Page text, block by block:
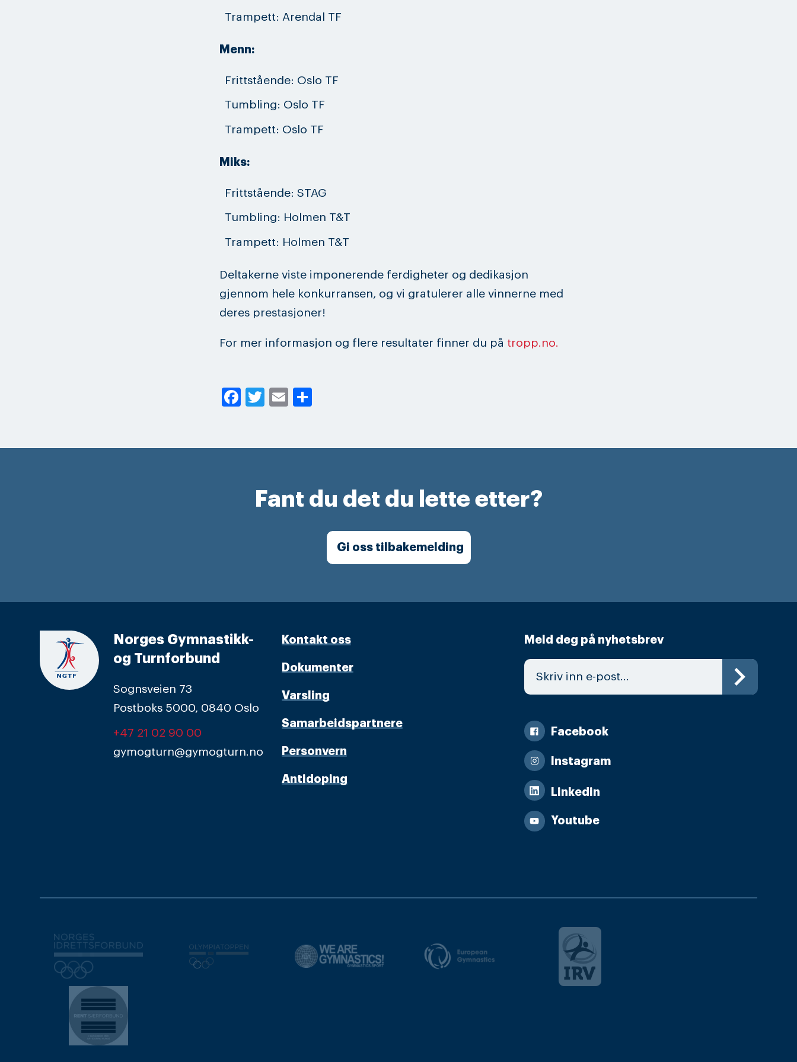
Trampett: Arendal TF
Menn:
Frittstående: Oslo TF
Tumbling: Oslo TF
Trampett: Oslo TF
Miks:
Frittstående: STAG
Tumbling: Holmen T&T
Trampett: Holmen T&T
Deltakerne viste imponerende ferdigheter og dedikasjon
gjennom hele konkurransen, og vi gratulerer alle vinnerne med
deres prestasjoner!
For mer informasjon og flere resultater finner du på tropp.no.
Facebook
Twitter
Email
Fant du det du lette etter?
Gi oss tilbakemelding
Norges Gymnastikk-
og Turnforbund
Sognsveien 73
Postboks 5000, 0840 Oslo
+47 21 02 90 00
gymogturn@gymogturn.no
Kontakt oss
Dokumenter
Varsling
Samarbeidspartnere
Personvern
Antidoping
Meld deg på nyhetsbrev
Facebook
Instagram
Linkedin
Youtube